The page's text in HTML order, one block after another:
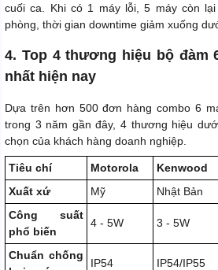
cuối ca. Khi có 1 máy lỗi, 5 máy còn
phòng, thời gian downtime giảm xuống
4. Top 4 thương hiệu bộ đàm
nhất hiện nay
Dựa trên hơn 500 đơn hàng combo 6
trong 3 năm gần đây, 4 thương hiệu
chọn của khách hàng doanh nghiệp.
Tiêu chí Motorola Kenwood
Xuất xứ
Mỹ Nhật Bản
Công suất
phổ biến
4 - 5W 3 - 5W
Chuẩn chống
IP54 IP54/IP55